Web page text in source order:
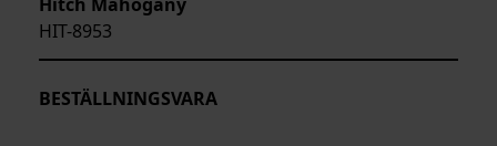
HIT-8953
BESTÄLLNINGSVARA